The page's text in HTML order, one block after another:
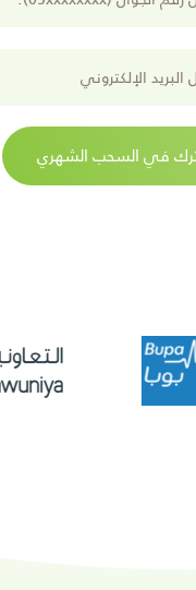
في السحب الشهري